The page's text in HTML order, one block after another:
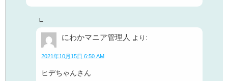
にわかマニア管理人 より:
2021年10月15日 6:50 AM
ヒデちゃんさん